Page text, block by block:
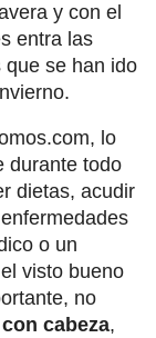
y con el
entra las
que se han ido
lo
durante todo
dietas, acudir
o un
visto bueno
no
cabeza,